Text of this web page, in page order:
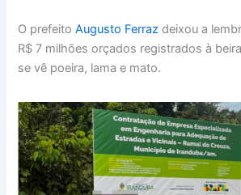
O prefeitoAugusto Ferraz deixou a
R$ 7 milhões orçados registrados à
se vê poeira, lama e mato.